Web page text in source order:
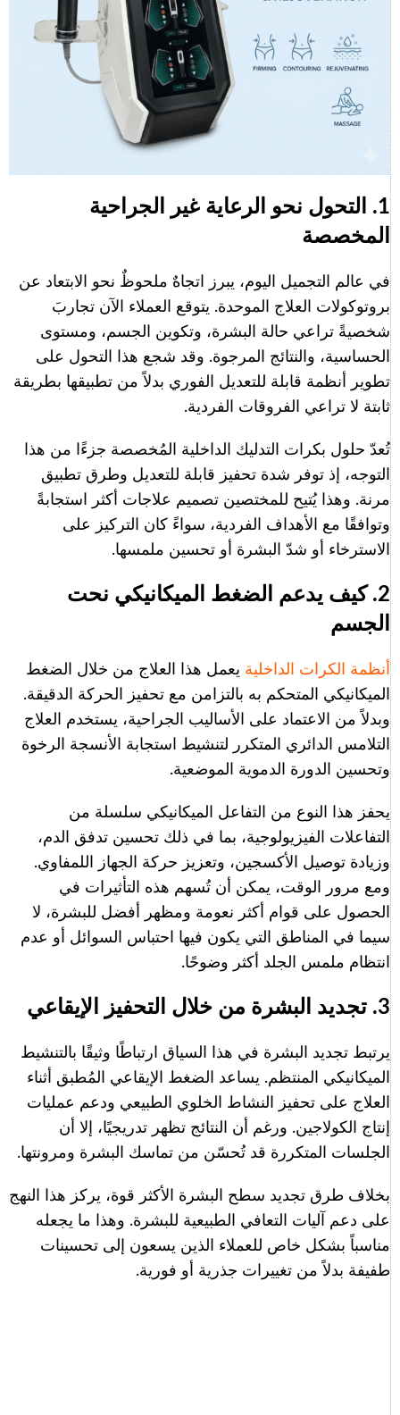
1. التحول نحو الرعاية غير الجراحية
المخصصة
في عالم التجميل اليوم، يبرز اتجاهٌ ملحوظٌ نحو الابتعاد عن
بروتوكولات العلاج الموحدة. يتوقع العملاء الآن تجاربَ
شخصيةً تراعي حالة البشرة، وتكوين الجسم، ومستوى
الحساسية، والنتائج المرجوة. وقد شجع هذا التحول على
تطوير أنظمة قابلة للتعديل الفوري بدلاً من تطبيقها بطريقة
ثابتة لا تراعي الفروقات الفردية.
تُعدّ حلول بكرات التدليك الداخلية المُخصصة جزءًا من هذا
التوجه، إذ توفر شدة تحفيز قابلة للتعديل وطرق تطبيق
مرنة. وهذا يُتيح للمختصين تصميم علاجات أكثر استجابةً
وتوافقًا مع الأهداف الفردية، سواءً كان التركيز على
الاسترخاء أو شدّ البشرة أو تحسين ملمسها.
2. كيف يدعم الضغط الميكانيكي نحت
الجسم
أنظمة الكرات الداخلية يعمل هذا العلاج من خلال الضغط
الميكانيكي المتحكم به بالتزامن مع تحفيز الحركة الدقيقة.
وبدلاً من الاعتماد على الأساليب الجراحية، يستخدم العلاج
التلامس الدائري المتكرر لتنشيط استجابة الأنسجة الرخوة
وتحسين الدورة الدموية الموضعية.
يحفز هذا النوع من التفاعل الميكانيكي سلسلة من
التفاعلات الفيزيولوجية، بما في ذلك تحسين تدفق الدم،
وزيادة توصيل الأكسجين، وتعزيز حركة الجهاز اللمفاوي.
ومع مرور الوقت، يمكن أن تُسهم هذه التأثيرات في
الحصول على قوام أكثر نعومة ومظهر أفضل للبشرة، لا
سيما في المناطق التي يكون فيها احتباس السوائل أو عدم
انتظام ملمس الجلد أكثر وضوحًا.
3. تجديد البشرة من خلال التحفيز الإيقاعي
يرتبط تجديد البشرة في هذا السياق ارتباطًا وثيقًا بالتنشيط
الميكانيكي المنتظم. يساعد الضغط الإيقاعي المُطبق أثناء
العلاج على تحفيز النشاط الخلوي الطبيعي ودعم عمليات
إنتاج الكولاجين. ورغم أن النتائج تظهر تدريجيًا، إلا أن
الجلسات المتكررة قد تُحسّن من تماسك البشرة ومرونتها.
بخلاف طرق تجديد سطح البشرة الأكثر قوة، يركز هذا النهج
على دعم آليات التعافي الطبيعية للبشرة. وهذا ما يجعله
مناسباً بشكل خاص للعملاء الذين يسعون إلى تحسينات
طفيفة بدلاً من تغييرات جذرية أو فورية.